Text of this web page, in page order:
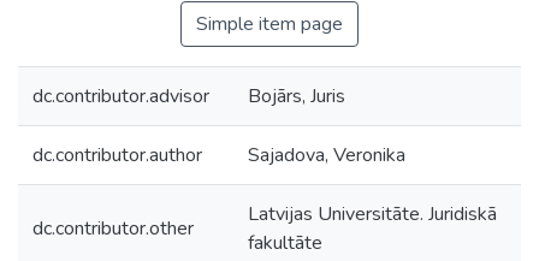
Simple item page
dc.contributor.advisor Bojārs, Juris
dc.contributor.author Sajadova, Veronika
dc.contributor.other
Latvijas Universitāte. Juridiskā
fakultāte